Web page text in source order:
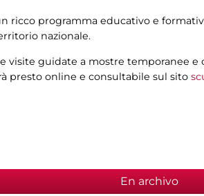
ricco programma educativo e
nazionale.
visite guidate a mostre temporanee
presto online e consultabile sul sito
En archivo